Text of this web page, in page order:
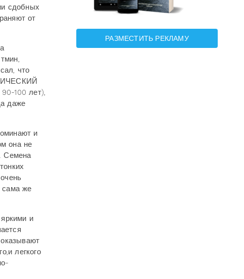
сдобных
от
что
100 лет),
даже
и
она не
Семена
сама же
и
легкого
РАЗМЕСТИТЬ РЕКЛАМУ